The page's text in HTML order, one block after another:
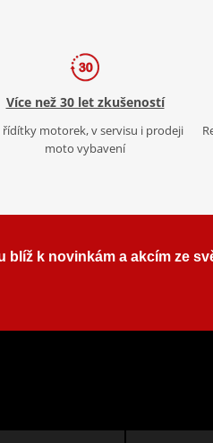
Více než 30 let zkušeností
řídítky motorek, v servisu i prodeji
moto vybavení
blíž k novinkám a akcím ze